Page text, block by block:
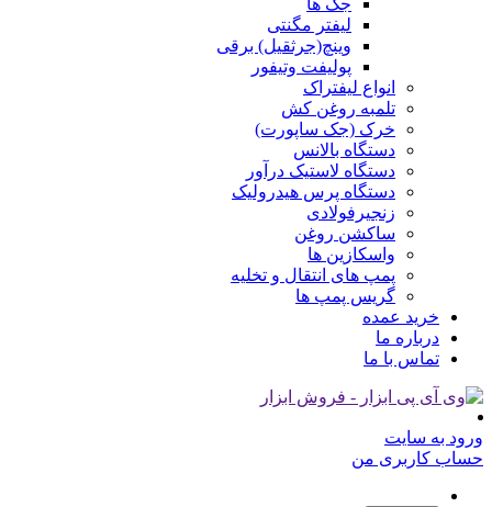
لیفتر مگنتی
وینچ(جرثقیل) برقی
پولیفت وتیفور
انواع لیفتراک
تلمبه روغن کش
خرک (جک ساپورت)
دستگاه بالانس
دستگاه لاستیک درآور
دستگاه پرس هیدرولیک
زنجیرفولادی
ساکشن روغن
واسکازین ها
پمپ های انتقال و تخلیه
گریس پمپ ها
خرید عمده
درباره ما
تماس با ما
ورود به سایت
حساب کاربری من